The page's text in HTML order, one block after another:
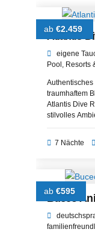
ab €2.459
Atlantis
eigene
Pool Resorts
traumhaftem
Atlantis Dive
stilvolles
erstklassigen
Abenteuer
7 Nächte
ab €595
Buceo